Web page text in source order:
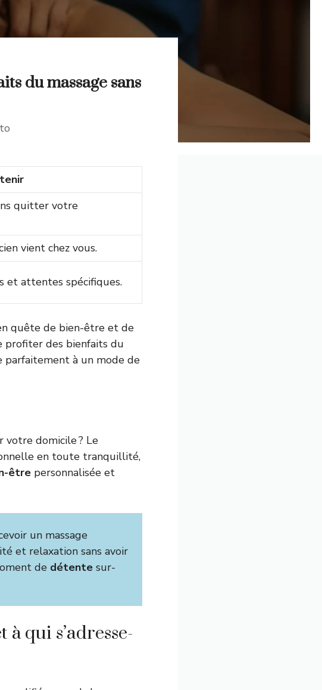
du massage sans
quitter votre
vient chez vous.
et attentes spécifiques.
quête de bien-être et de
profiter des bienfaits du
parfaitement à un mode de
votre domicile ? Le
en toute tranquillité,
être personnalisée et
un massage
et relaxation sans avoir
de détente sur-
à qui s’adresse-